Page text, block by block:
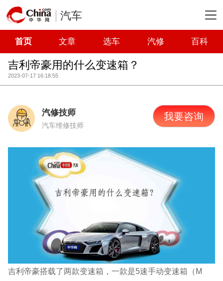
汽车
首页 文章 选车 汽修 百科
吉利帝豪用的什么变速箱？
2023-07-17 16:18:55
汽修技师
汽车维修技师
我要咨询
吉利帝豪搭载了两款变速箱，一款是5速手动变速箱（M